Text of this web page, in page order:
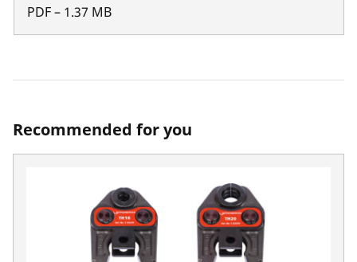
PDF– 1.37 MB
Recommended for you